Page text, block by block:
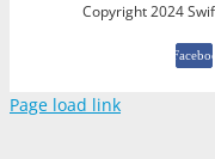
Copyright 2024
Page load link